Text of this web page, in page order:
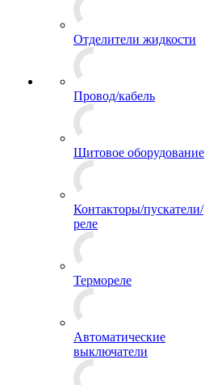
Отделители жидкости
Провод/кабель
Щитовое оборудование
Контакторы/пускатели/
реле
Термореле
Автоматические
выключатели